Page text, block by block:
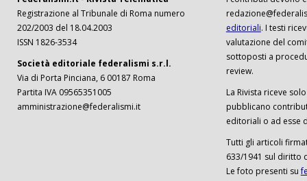
Registrazione al Tribunale di Roma numero
202/2003 del 18.04.2003
ISSN 1826-3534
Società editoriale federalismi s.r.l.
Via di Porta Pinciana, 6 00187 Roma
Partita IVA 09565351005
amministrazione@federalismi.it
editoriali. I testi
valutazione del
sottoposti a
review.
La Rivista riceve
pubblicano
editoriali o ad esse
Tutti gli articoli
633/1941 sul diritto
Le foto presenti su